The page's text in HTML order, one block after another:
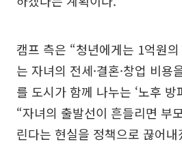
캠프 측은 “청년에게는 1억원
는 자녀의 전세·결혼·창업 비용
를 도시가 함께 나누는 ‘노후 방
“자녀의 출발선이 흔들리면 부
린다는 현실을 정책으로 끊어